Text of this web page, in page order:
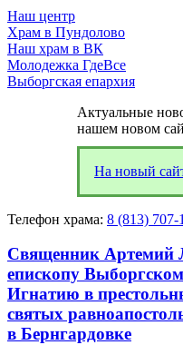
Наш центр
Храм в Пундолово
Наш храм в ВК
Молодежка ГдеВсе
Выборгская епархия
Актуальные
нашем новом
На новый
Телефон храма: 8 (813) 707-
Священник Артемий
епископу
Игнатию в
святых
в Бернгардовке